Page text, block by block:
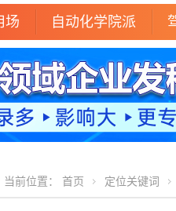
场 自动化学院派
当前位置： 首页 定位关键词